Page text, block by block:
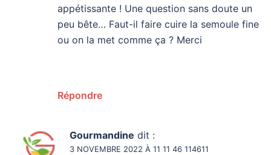
appétissante ! Une question sans doute un
peu bête… Faut-il faire cuire la semoule fine
ou on la met comme ça ? Merci
Répondre
Gourmandine dit :
3 NOVEMBRE 2022 À 11 11 46 114611